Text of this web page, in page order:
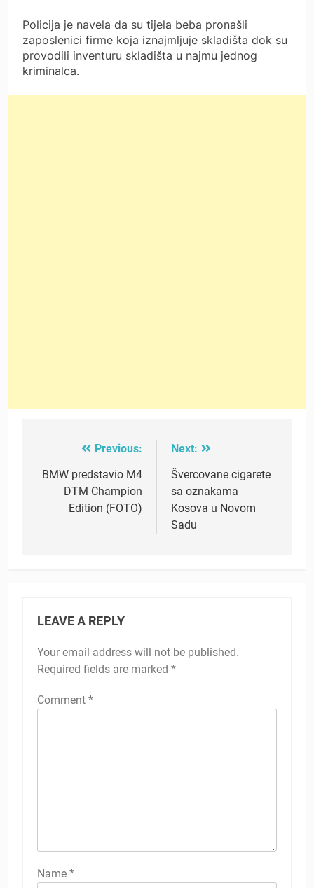
Policija je navela da su tijela beba pronašli
zaposlenici firme koja iznajmljuje skladišta dok su
provodili inventuru skladišta u najmu jednog
kriminalca.
navigation
Previous:
BMW predstavio M4
DTM Champion
Edition (FOTO)
Next:
Švercovane cigarete
sa oznakama
Kosova u Novom
Sadu
LEAVE A REPLY
Your email address will not be published.
Required fields are marked *
Comment *
Name *